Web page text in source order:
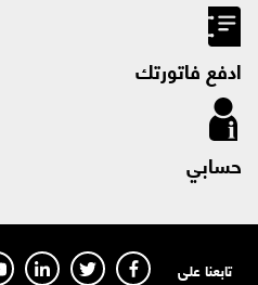
ادفع فاتورتك
حسابي
تابعنا على